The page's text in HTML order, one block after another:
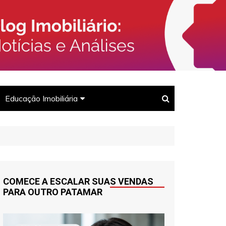
Imobiliário, Corretores e
Educação Imobiliária
COMECE A ESCALAR SUAS VENDAS
PARA OUTRO PATAMAR